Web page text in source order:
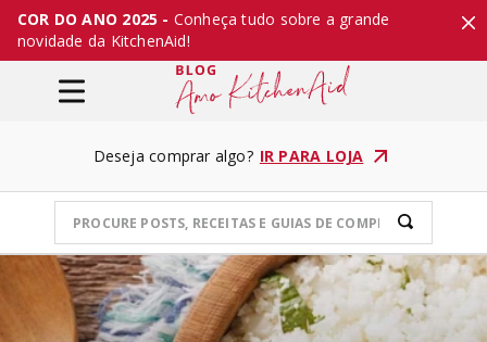
COR DO ANO 2025 - Conheça tudo sobre a grande
novidade da KitchenAid!
Deseja comprar algo? IR PARA LOJA